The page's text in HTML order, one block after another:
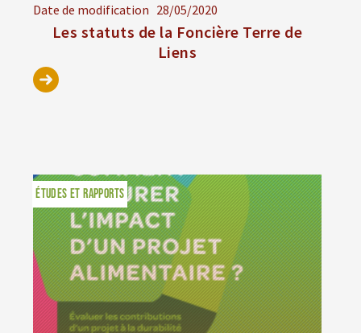
Date de modification 28/05/2020
Les statuts de la Foncière Terre de
Liens
ÉTUDES ET RAPPORTS